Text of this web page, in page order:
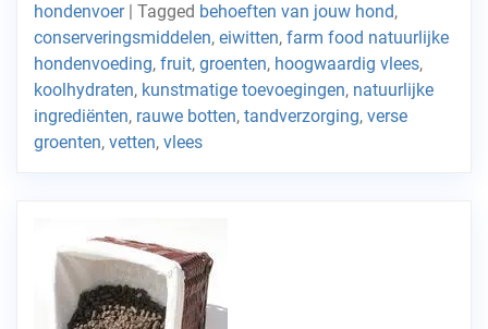
hondenvoer| Tagged behoeften van jouw hond,
conserveringsmiddelen, eiwitten, farm food natuurlijke
hondenvoeding, fruit, groenten, hoogwaardig vlees,
koolhydraten, kunstmatige toevoegingen, natuurlijke
ingrediënten, rauwe botten, tandverzorging, verse
groenten, vetten, vlees